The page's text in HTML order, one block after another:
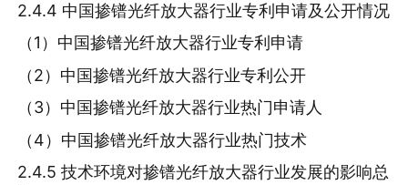
2.4.4 中国掺镨光纤放大器行业专利申请及公开情况
（1）中国掺镨光纤放大器行业专利申请
（2）中国掺镨光纤放大器行业专利公开
（3）中国掺镨光纤放大器行业热门申请人
（4）中国掺镨光纤放大器行业热门技术
2.4.5 技术环境对掺镨光纤放大器行业发展的影响总